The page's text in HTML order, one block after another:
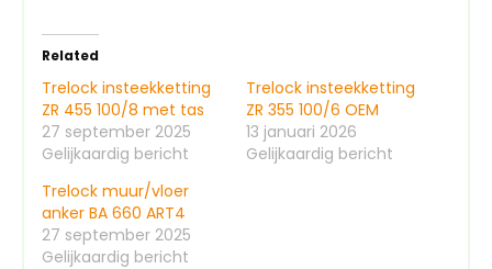
Related
Trelock insteekketting
ZR 455 100/8 met tas
27 september 2025
Gelijkaardig bericht
Trelock insteekketting
ZR 355 100/6 OEM
13 januari 2026
Gelijkaardig bericht
Trelock muur/vloer
anker BA 660 ART4
27 september 2025
Gelijkaardig bericht